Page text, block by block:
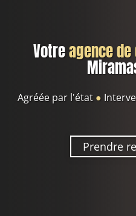
Votreagence
Agréée par l'état ●
Prendre